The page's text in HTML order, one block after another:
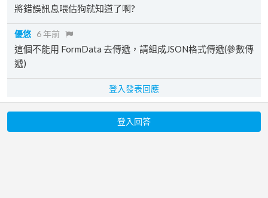
將錯誤訊息喂估狗就知道了啊?
優悠 6 年前
這個不能用 FormData 去傳遞，請組成JSON格式傳遞(參數傳
遞)
登入發表回應
登入回答